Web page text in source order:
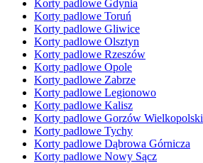
Korty padlowe Gdynia
Korty padlowe Toruń
Korty padlowe Gliwice
Korty padlowe Olsztyn
Korty padlowe Rzeszów
Korty padlowe Opole
Korty padlowe Zabrze
Korty padlowe Legionowo
Korty padlowe Kalisz
Korty padlowe Gorzów Wielkopolski
Korty padlowe Tychy
Korty padlowe Dąbrowa Górnicza
Korty padlowe Nowy Sącz